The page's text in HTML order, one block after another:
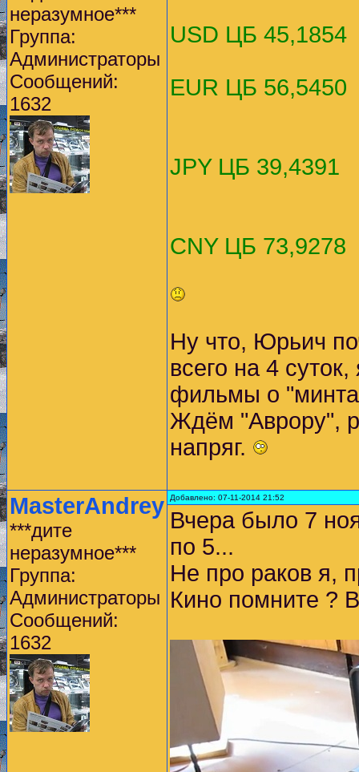
неразумное***
Группа:
Администраторы
Сообщений:
1632
USD ЦБ 45,1854
EUR ЦБ 56,5450
JPY ЦБ 39,4391
CNY ЦБ 73,9278
Ну что, Юрьич
всего на 4
фильмы о
Ждём "Аврору",
напряг.
MasterAndrey
***дите
неразумное***
Группа:
Администраторы
Сообщений:
1632
Добавлено: 07-11-2014 21:52
Вчера было 7
по 5...
Не про раков я,
Кино помните ?